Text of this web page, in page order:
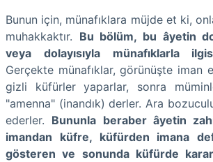
Bunun için, münafıklara müjde et ki,
muhakkaktır. Bu bölüm, bu âyetin
veya dolayısıyla münafıklarla
Gerçekte münafıklar, görünüşte iman
gizli küfürler yaparlar, sonra
"amenna" (inandık) derler. Ara
ederler. Bununla beraber âyetin
imandan küfre, küfürden imana
gösteren ve sonunda küfürde